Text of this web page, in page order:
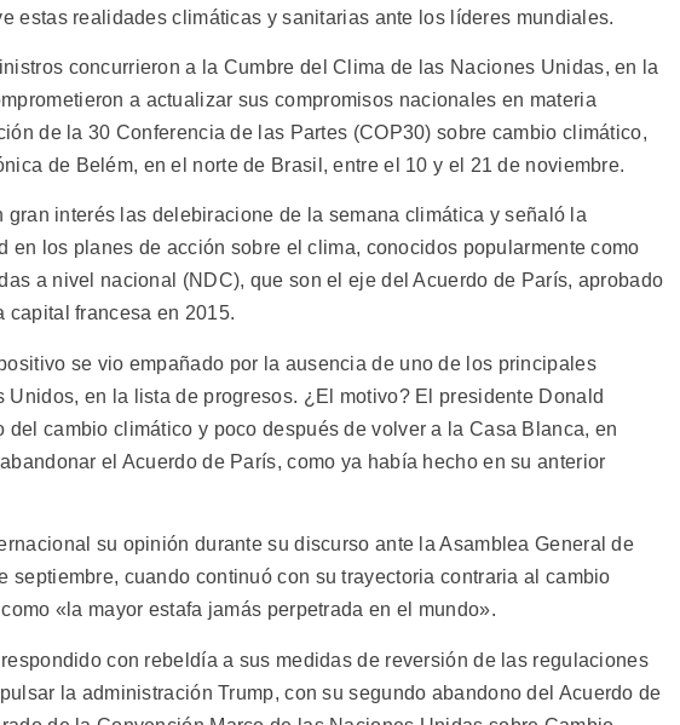
estas realidades climáticas y sanitarias ante los líderes mundiales.
concurrieron a la Cumbre del Clima de las Naciones Unidas, en la
a actualizar sus compromisos nacionales en materia
de la 30 Conferencia de las Partes (COP30) sobre cambio climático,
de Belém, en el norte de Brasil, entre el 10 y el 21 de noviembre.
interés las delebiracione de la semana climática y señaló la
en los planes de acción sobre el clima, conocidos popularmente como
a nivel nacional (NDC), que son el eje del Acuerdo de París, aprobado
capital francesa en 2015.
se vio empañado por la ausencia de uno de los principales
Unidos, en la lista de progresos. ¿El motivo? El presidente Donald
del cambio climático y poco después de volver a la Casa Blanca, en
el Acuerdo de París, como ya había hecho en su anterior
su opinión durante su discurso ante la Asamblea General de
septiembre, cuando continuó con su trayectoria contraria al cambio
«la mayor estafa jamás perpetrada en el mundo».
con rebeldía a sus medidas de reversión de las regulaciones
la administración Trump, con su segundo abandono del Acuerdo de